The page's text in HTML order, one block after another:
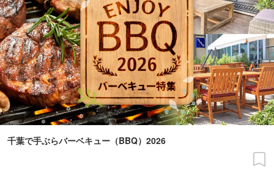
千葉で手ぶらバーベキュー（BBQ）2026